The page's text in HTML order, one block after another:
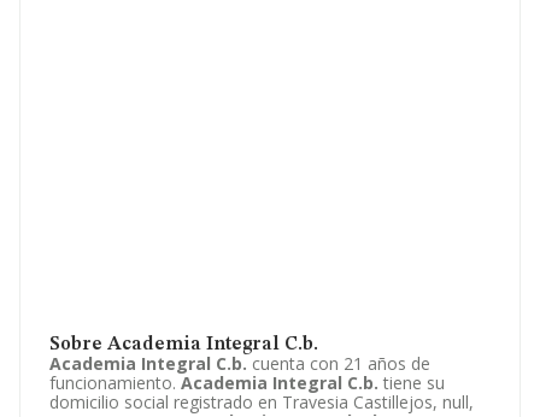
Sobre Academia Integral C.b.
Academia Integral C.b. cuenta con 21 años de
funcionamiento. Academia Integral C.b. tiene su
domicilio social registrado en Travesia Castillejos, null,